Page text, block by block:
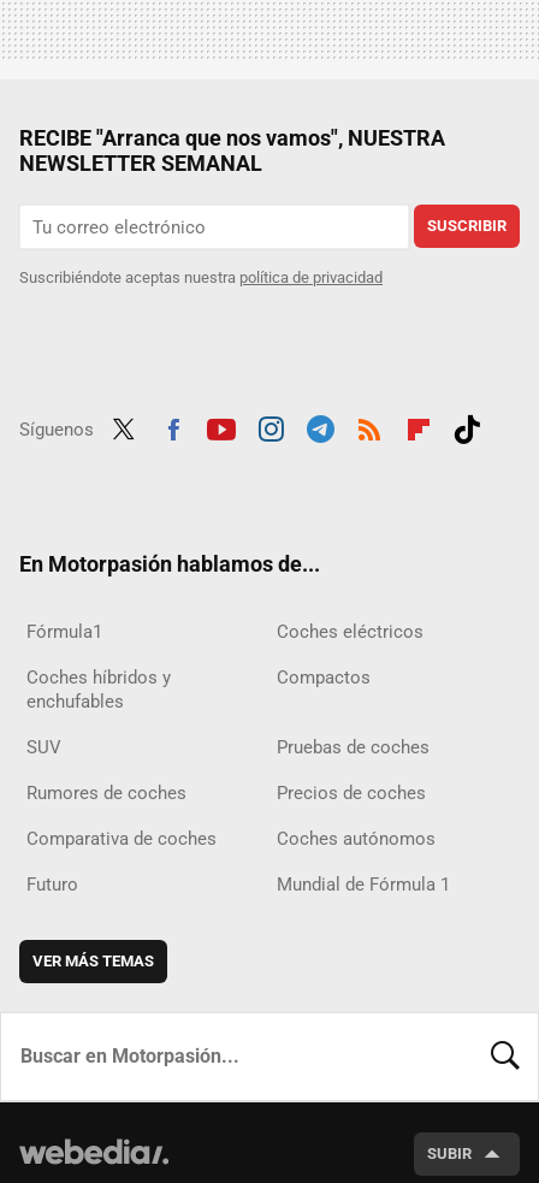
RECIBE "Arranca que nos vamos", NUESTRA
NEWSLETTER SEMANAL
SUSCRIBIR
Suscribiéndote aceptas nuestra política de privacidad
Síguenos
En Motorpasión hablamos de...
Fórmula1 Coches eléctricos
Coches híbridos y
enchufables
Compactos
SUV Pruebas de coches
Rumores de coches Precios de coches
Comparativa de coches Coches autónomos
Futuro Mundial de Fórmula 1
VER MÁS TEMAS
SUBIR